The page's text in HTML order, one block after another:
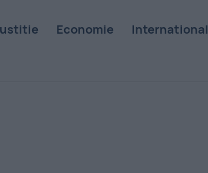
Economie International